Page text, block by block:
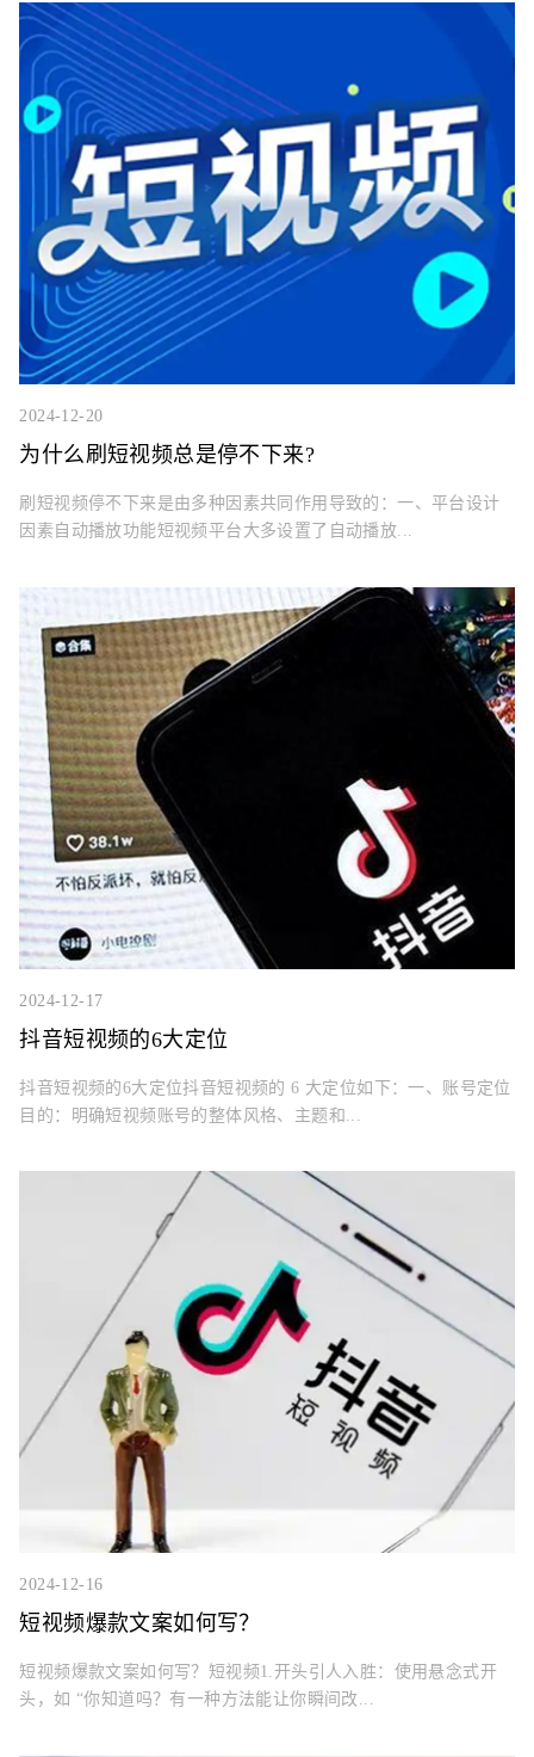
2024-12-20
为什么刷短视频总是停不下来?
刷短视频停不下来是由多种因素共同作用导致的：一、平台设计
因素自动播放功能短视频平台大多设置了自动播放...
2024-12-17
抖音短视频的6大定位
抖音短视频的6大定位抖音短视频的 6 大定位如下：一、账号定位
目的：明确短视频账号的整体风格、主题和...
2024-12-16
短视频爆款文案如何写？
短视频爆款文案如何写？短视频1.开头引人入胜：使用悬念式开
头，如 “你知道吗？有一种方法能让你瞬间改...